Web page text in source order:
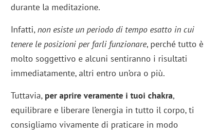
durante la meditazione.
Infatti,non esiste un periodo di tempo esatto in cui
tenere le posizioni per farli funzionare, perché tutto è
molto soggettivo e alcuni sentiranno i risultati
immediatamente, altri entro un’ora o più.
Tuttavia, per aprire veramente i tuoi chakra,
equilibrare e liberare l’energia in tutto il corpo, ti
consigliamo vivamente di praticare in modo